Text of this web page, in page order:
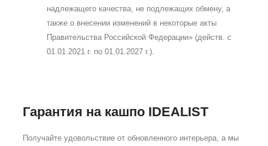
надлежащего качества, не подлежащих обмену, а
также о внесении изменений в некоторые акты
Правительства Российской Федерации» (действ. с
01.01.2021 г. по 01.01.2027 г.).
Гарантия на кашпо IDEALIST
Получайте удовольствие от обновленного интерьера, а мы